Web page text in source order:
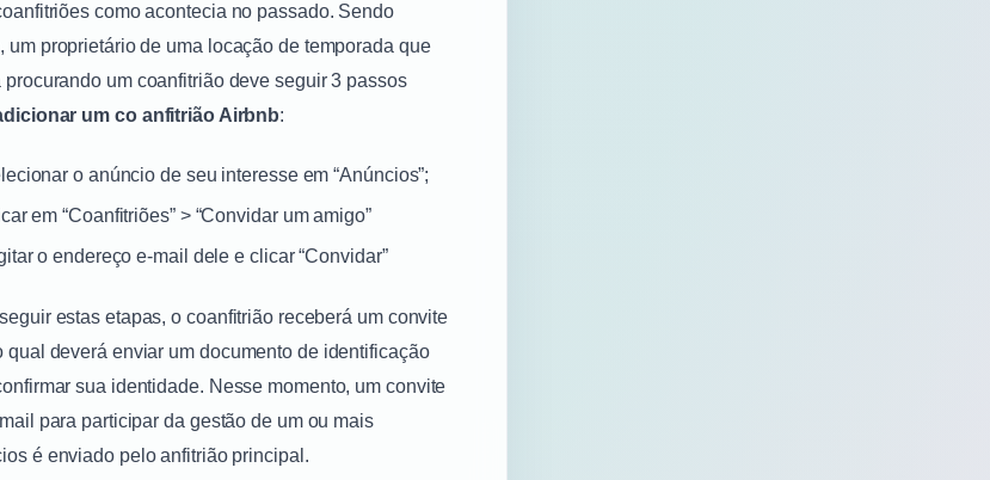
como acontecia no passado. Sendo
um proprietário de uma locação de temporada que
procurando um coanfitrião deve seguir 3 passos
um co anfitrião Airbnb:
o anúncio de seu interesse em “Anúncios”;
em “Coanfitriões” > “Convidar um amigo”
o endereço e-mail dele e clicar “Convidar”
estas etapas, o coanfitrião receberá um convite
qual deverá enviar um documento de identificação
sua identidade. Nesse momento, um convite
para participar da gestão de um ou mais
é enviado pelo anfitrião principal.